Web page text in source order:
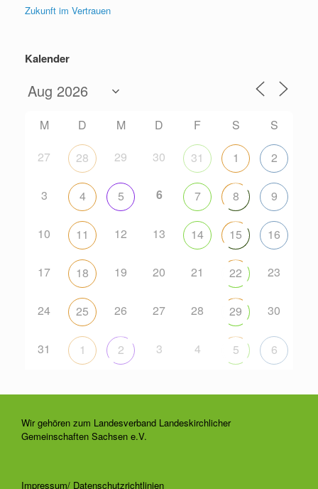
Zukunft im Vertrauen
Kalender
M D M D F S
S
27
28 29 30 31 1 2
3 4 5 6 7 8 9
10 11 12 13 14 15 16
17 18 19 20 21 22 23
24 25 26 27 28 29 30
31 1 2 3 4 5 6
Wir gehören zum Landesverband Landeskirchlicher
Gemeinschaften Sachsen e.V.
Impressum/ Datenschutzrichtlinien